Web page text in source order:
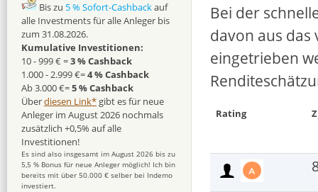
Bei der
davon aus
eingetrieben
Rating
Bis zu 5 % Sofort-Cashbackauf
alle Investments für alle Anleger bis
zum 31.08.2026.
Kumulative Investitionen:
10 - 999 € =3 % Cashback
1.000 - 2.999 €=4 % Cashback
Ab 3.000 €=5 % Cashback
Überdiesen Link* gibt es für neue
Anleger im August 2026 nochmals
zusätzlich +0,5% auf alle
Investitionen!
Es sind also insgesamt im August 2026 bis zu
5,5 % Bonus für neue Anleger möglich! Ich bin
bereits mit über 50.000 € selber bei Indemo
investiert.